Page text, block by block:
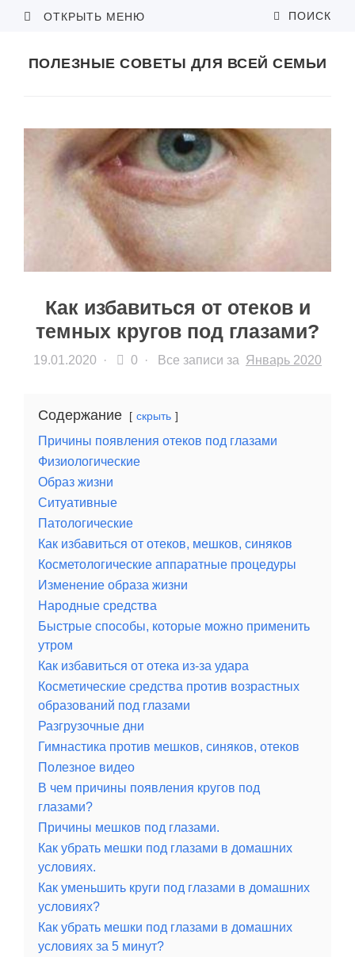
ОТКРЫТЬ МЕНЮ ПОИСК
ПОЛЕЗНЫЕ СОВЕТЫ ДЛЯ ВСЕЙ СЕМЬИ
Как избавиться от отеков и
темных кругов под глазами?
19.01.2020 · 0 · Все записи за Январь 2020
Содержание скрыть
Причины появления отеков под глазами
Физиологические
Образ жизни
Ситуативные
Патологические
Как избавиться от отеков, мешков, синяков
Косметологические аппаратные процедуры
Изменение образа жизни
Народные средства
Быстрые способы, которые можно применить
утром
Как избавиться от отека из-за удара
Косметические средства против возрастных
образований под глазами
Разгрузочные дни
Гимнастика против мешков, синяков, отеков
Полезное видео
В чем причины появления кругов под
глазами?
Причины мешков под глазами.
Как убрать мешки под глазами в домашних
условиях.
Как уменьшить круги под глазами в домашних
условиях?
Как убрать мешки под глазами в домашних
условиях за 5 минут?